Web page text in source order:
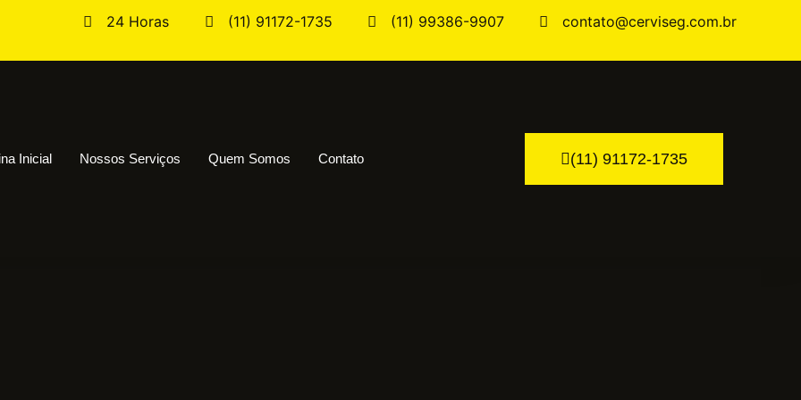
24 Horas (11) 91172-1735 (11) 99386-9907 contato@cerviseg.com.br
Inicial Nossos Serviços Quem Somos Contato (11) 91172-1735